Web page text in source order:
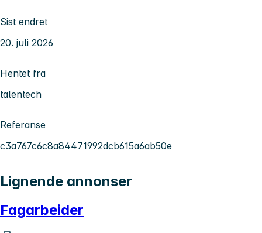
Sist endret
20. juli 2026
Hentet fra
talentech
Referanse
c3a767c6c8a84471992dcb615a6ab50e
Lignende annonser
Fagarbeider